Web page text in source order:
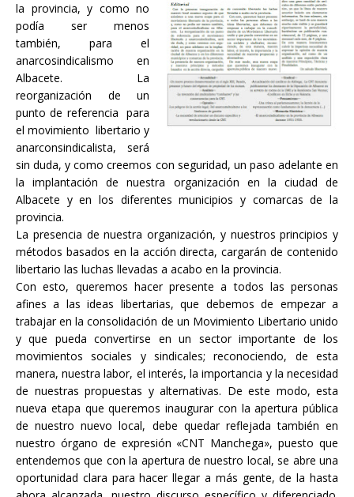
la provincia, y como no
podía ser menos
también, para el
anarcosindicalismo en
Albacete. La
reorganización de un
punto de referencia para
el movimiento libertario y
anarconsindicalista, será
sin duda, y como creemos con seguridad, un paso adelante en
la implantación de nuestra organización en la ciudad de
Albacete y en los diferentes municipios y comarcas de la
provincia.
La presencia de nuestra organización, y nuestros principios y
métodos basados en la acción directa, cargarán de contenido
libertario las luchas llevadas a acabo en la provincia.
Con esto, queremos hacer presente a todos las personas
afines a las ideas libertarias, que debemos de empezar a
trabajar en la consolidación de un Movimiento Libertario unido
y que pueda convertirse en un sector importante de los
movimientos sociales y sindicales; reconociendo, de esta
manera, nuestra labor, el interés, la importancia y la necesidad
de nuestras propuestas y alternativas. De este modo, esta
nueva etapa que queremos inaugurar con la apertura pública
de nuestro nuevo local, debe quedar reflejada también en
nuestro órgano de expresión «CNT Manchega», puesto que
entendemos que con la apertura de nuestro local, se abre una
oportunidad clara para hacer llegar a más gente, de la hasta